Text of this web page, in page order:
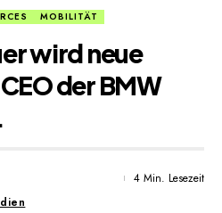
MOBILITÄT
wird neue
der BMW
4 Min. Lesezeit